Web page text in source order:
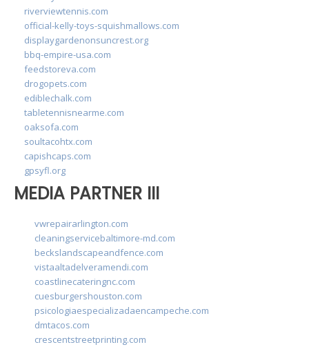
riverviewtennis.com
official-kelly-toys-squishmallows.com
displaygardenonsuncrest.org
bbq-empire-usa.com
feedstoreva.com
drogopets.com
ediblechalk.com
tabletennisnearme.com
oaksofa.com
soultacohtx.com
capishcaps.com
gpsyfl.org
MEDIA PARTNER III
vwrepairarlington.com
cleaningservicebaltimore-md.com
beckslandscapeandfence.com
vistaaltadelveramendi.com
coastlinecateringnc.com
cuesburgershouston.com
psicologiaespecializadaencampeche.com
dmtacos.com
crescentstreetprinting.com